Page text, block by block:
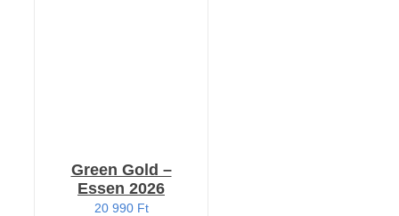
Green Gold –
Essen 2026
20 990 Ft